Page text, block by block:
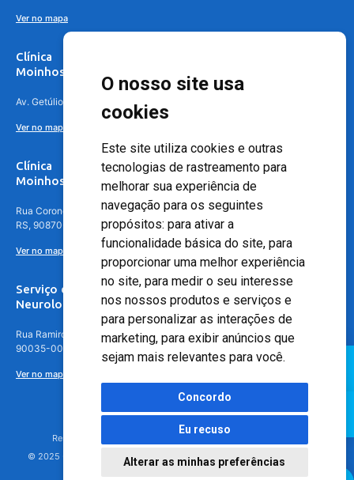
O nosso site usa
cookies
Este site utiliza cookies e outras
tecnologias de rastreamento para
melhorar sua experiência de
navegação para os seguintes
propósitos: para ativar a
funcionalidade básica do site, para
proporcionar uma melhor experiência
no site, para medir o seu interesse
nos nossos produtos e serviços e
para personalizar as interações de
marketing, para exibir anúncios que
sejam mais relevantes para você.
Concordo
Eu recuso
Alterar as minhas preferências
Ver no mapa
Clínica
Moinhos de Vento Canoas
Av. Getúlio Vargas, 4841 – Centro, Canoas – RS, 92010-010
Ver no mapa
Clínica
Moinhos de Vento - Teresópolis
Rua Coronel Aparício Borges, 250 - 3º andar - Teresópolis, Porto Alegre -
RS, 90870-016
Ver no mapa
Serviço de
Neurologia
Rua Ramiro Barcelos, 630 – 5º andar – Floresta, Porto Alegre – RS,
90035-001
Ver no mapa
Responsável Técnico: Dr. Luiz Antonio Nasi - CREMERS 11217
© 2025 - Hospital Moinhos de Vento - Registro Empresa (CRM-RS): 425